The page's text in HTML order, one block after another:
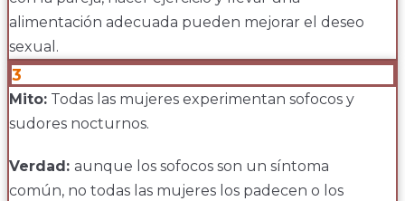
alimentación adecuada pueden mejorar el deseo
sexual.
3
Mito: Todas las mujeres experimentan sofocos y
sudores nocturnos.
Verdad: aunque los sofocos son un síntoma
común, no todas las mujeres los padecen o los